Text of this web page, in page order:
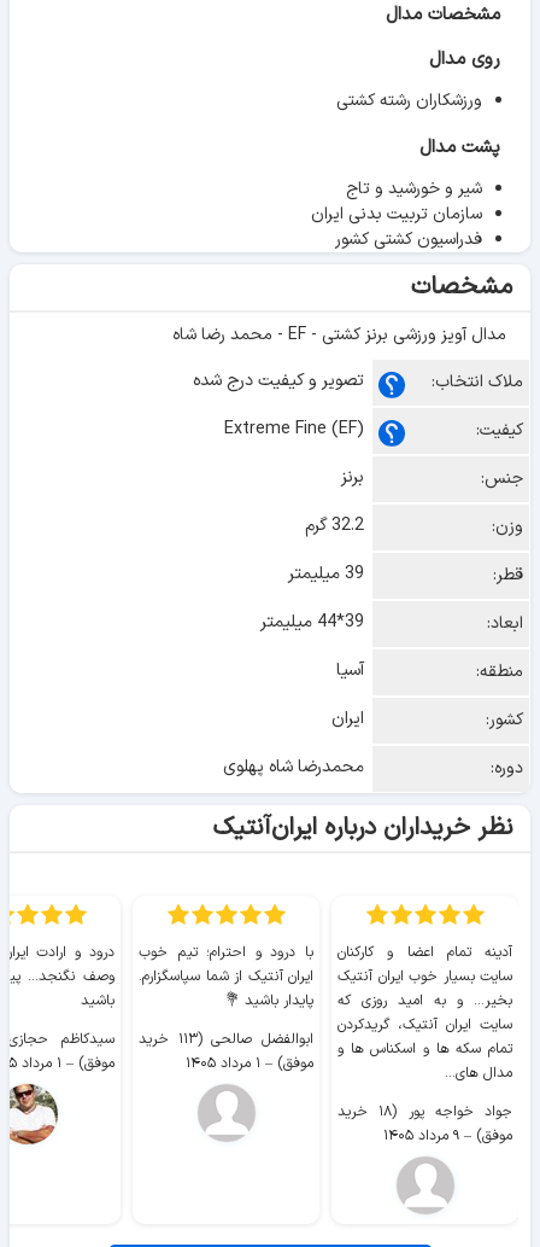
مشخصات مدال
روی مدال
ورزشکاران رشته کشتی
پشت مدال
شیر و خورشید و تاج
سازمان تربیت بدنی ایران
فدراسیون کشتی کشور
مشخصات
مدال آویز ورزشی برنز کشتی - EF - محمد رضا شاه
ملاک انتخاب:
تصویر و کیفیت درج شده
کیفیت:
Extreme Fine (EF)
جنس:
برنز
وزن:
32.2 گرم
قطر:
39 میلیمتر
ابعاد:
39*44 میلیمتر
منطقه:
آسیا
کشور:
ایران
دوره:
محمدرضا شاه پهلوی
نظر خریداران درباره ایران‌آنتیک
آدینه تمام اعضا و کارکنان
سایت بسیار خوب ايران آنتیک
بخیر... و به امید روزی که
سایت ايران آنتیک، گریدکردن
تمام سکه ها و اسکناس ها و
مدال های...
جواد خواجه پور (۱۸ خرید
موفق) – ۹ مرداد ۱۴۰۵
با درود و احترام؛ تیم خوب
ایران آنتیک از شما سپاسگزارم.
پایدار باشید 💐
ابوالفضل صالحی (۱۱۳ خرید
موفق) – ۱ مرداد ۱۴۰۵
درود و ارادت
وصف نگنجد...
باشید
موفق) – ۱ مرداد ۱۴۰۵